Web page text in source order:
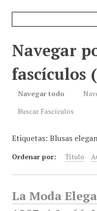
Navegar
fascículos
Navegar todo
Buscar Fascículos
Etiquetas: Blusas
Ordenar por: Título
La Moda